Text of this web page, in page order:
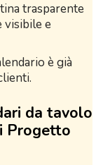
trasparente
visibile e
è già
da tavolo
Progetto